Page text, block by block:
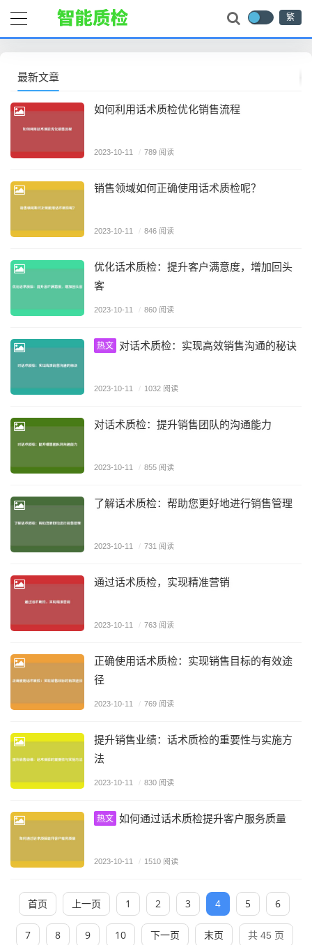
繁
最新文章
如何利用话术质检优化销售流程
2023-10-11 / 789 阅读
销售领域如何正确使用话术质检呢？
2023-10-11 / 846 阅读
优化话术质检：提升客户满意度，增加回头
客
2023-10-11 / 860 阅读
热文 对话术质检：实现高效销售沟通的秘诀
2023-10-11 / 1032 阅读
对话术质检：提升销售团队的沟通能力
2023-10-11 / 855 阅读
了解话术质检：帮助您更好地进行销售管理
2023-10-11 / 731 阅读
通过话术质检，实现精准营销
2023-10-11 / 763 阅读
正确使用话术质检：实现销售目标的有效途
径
2023-10-11 / 769 阅读
提升销售业绩：话术质检的重要性与实施方
法
2023-10-11 / 830 阅读
热文 如何通过话术质检提升客户服务质量
2023-10-11 / 1510 阅读
首页 上一页 1 2 3 4 5 6
7 8 9 10 下一页 末页 共 45 页